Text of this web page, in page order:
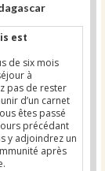
est
de six mois
à
pas de rester
d’un carnet
êtes passé
précédant
y adjoindrez un
après